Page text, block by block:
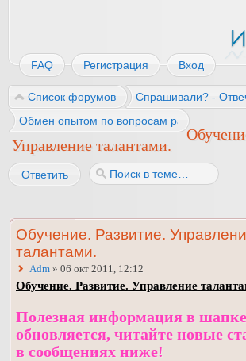
FAQ Регистрация Вход
Список форумов
Спрашивали? -
Обмен опытом по вопросам работы
Управление талантами.
Ответить
Обучение. Развитие.
талантами.
Adm » 06 окт 2011, 12:12
Обучение. Развитие. Управление
Полезная информация в
обновляется, читайте новые
в сообщениях ниже!